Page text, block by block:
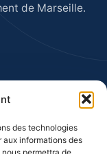
des technologies
informations des
de Marseille.